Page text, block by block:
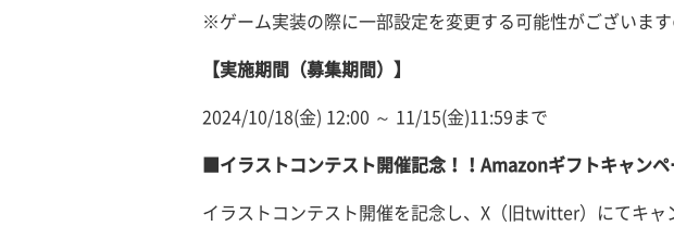
※ゲーム実装の際に一部設定を変更する可能性がございます
【実施期間（募集期間）】
2024/10/18(金) 12:00 ～ 11/15(金)11:59まで
■イラストコンテスト開催記念！！Amazonギフトキャンペ
イラストコンテスト開催を記念し、X（旧twitter）にてキャ